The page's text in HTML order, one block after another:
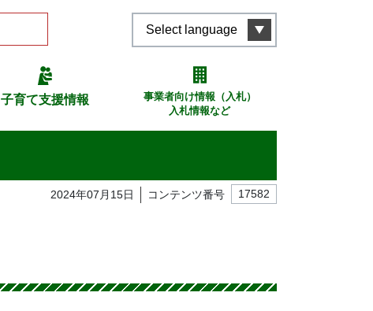
Select language
子育て支援情報
事業者向け情報（入札）
入札情報など
2024年07月15日 コンテンツ番号 17582